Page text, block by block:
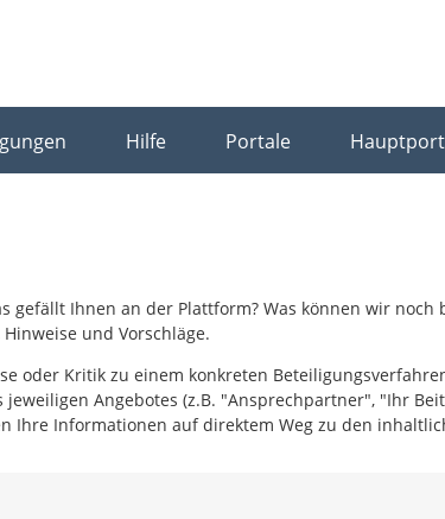
Hilfe Portale
gefällt Ihnen an der Plattform? Was können wir
und Vorschläge.
oder Kritik zu einem konkreten
jeweiligen Angebotes (z.B. "Ansprechpartner", "Ihr
Ihre Informationen auf direktem Weg zu den